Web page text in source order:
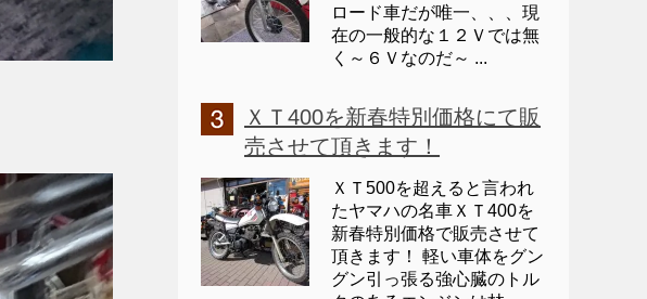
ロード車だが唯一、、、現
在の一般的な１２Ｖでは無
く～６Ｖなのだ～ ...
ＸＴ400を新春特別価格にて販
売させて頂きます！
ＸＴ500を超えると言われ
たヤマハの名車ＸＴ400を
新春特別価格で販売させて
頂きます！ 軽い車体をグン
グン引っ張る強心臓のトル